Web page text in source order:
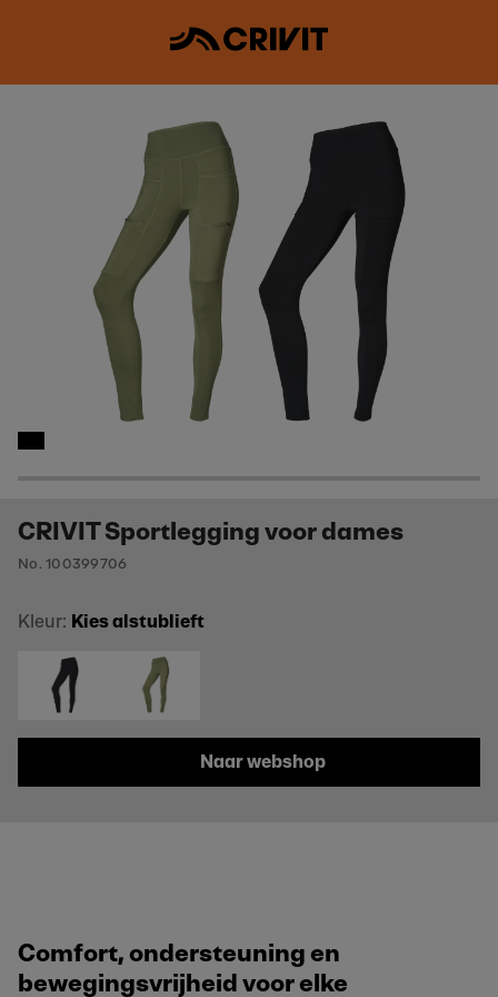
CRIVIT Sportlegging voor dames
No. 100399706
Kleur: Kies alstublieft
Naar webshop
Comfort, ondersteuning en
bewegingsvrijheid voor elke